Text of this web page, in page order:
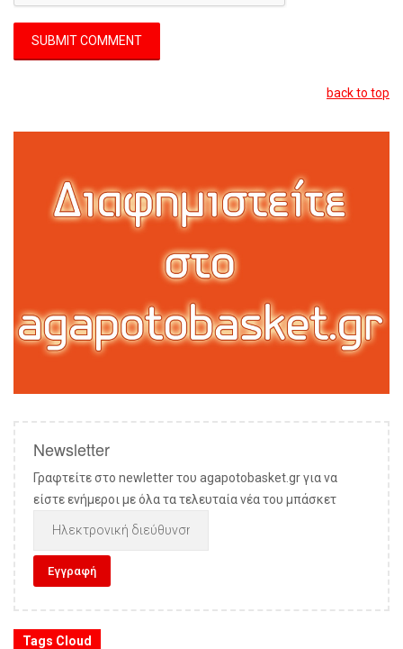
back to top
Newsletter
Γραφτείτε στο newletter του agapotobasket.gr για να
είστε ενήμεροι με όλα τα τελευταία νέα του μπάσκετ
Tags Cloud